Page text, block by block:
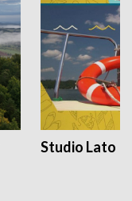
Studio Lato